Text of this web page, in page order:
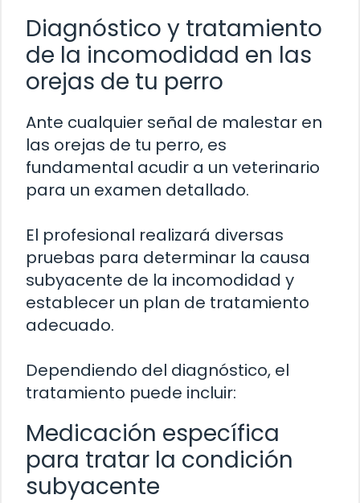
Diagnóstico y tratamiento
de la incomodidad en las
orejas de tu perro
Ante cualquier señal de malestar en
las orejas de tu perro, es
fundamental acudir a un veterinario
para un examen detallado.
El profesional realizará diversas
pruebas para determinar la causa
subyacente de la incomodidad y
establecer un plan de tratamiento
adecuado.
Dependiendo del diagnóstico, el
tratamiento puede incluir:
Medicación específica
para tratar la condición
subyacente